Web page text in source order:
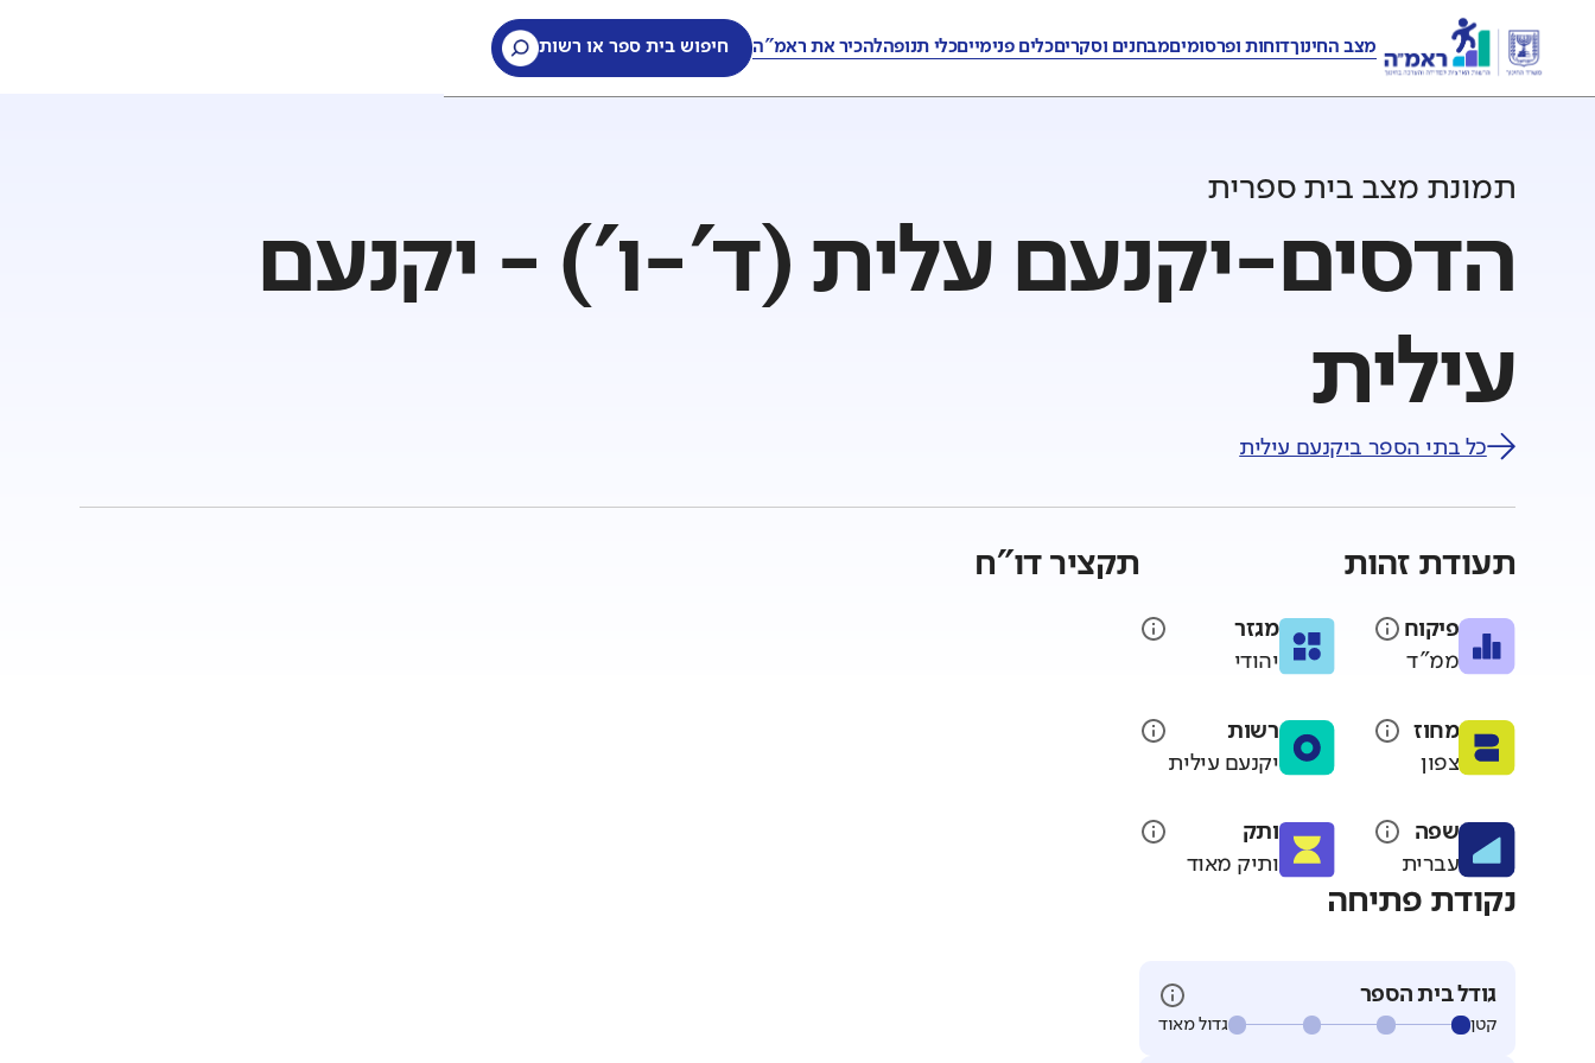
מצב החינוךדוחות ופרסומיםמבחנים וסקריםכלים פנימייםכלי תנופהלהכיר את ראמ"ה חיפוש בית ספר או רשות
תמונת מצב בית ספרית
הדסים-יקנעם עלית (ד'-ו') - יקנעם
עילית
כל בתי הספר ביקנעם עילית
תעודת זהות
פיקוח
ממ"ד
מגזר
יהודי
מחוז
צפון
רשות
יקנעם עילית
שפה
עברית
ותק
ותיק מאוד
נקודת פתיחה
גודל בית הספר
גדול מאוד קטן
תקציר דו"ח